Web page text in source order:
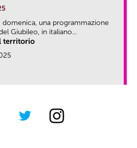
domenica, una programmazione
Giubileo, in italiano...
territorio